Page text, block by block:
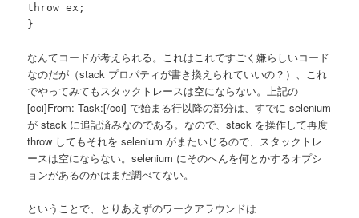
throw ex;
}
なんてコードが考えられる。これはこれですごく嫌らしいコード
なのだが（stack プロパティが書き換えられていいの？）、これ
でやってみてもスタックトレースは空にならない。上記の
[cci]From: Task:[/cci] で始まる行以降の部分は、すでに selenium
が stack に追記済みなのである。なので、stack を操作して再度
throw してもそれを selenium がまたいじるので、スタックトレ
ースは空にならない。selenium にそのへんを何とかするオプシ
ョンがあるのかはまだ調べてない。
ということで、とりあえずのワークアラウンドは